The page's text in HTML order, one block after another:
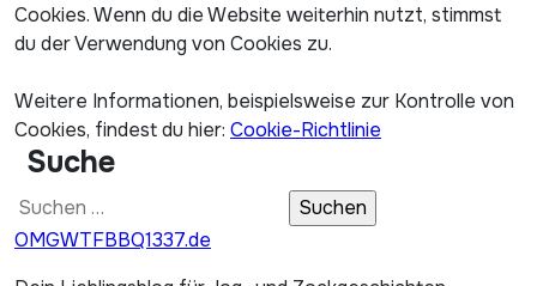
Cookies. Wenn du die Website weiterhin nutzt, stimmst
du der Verwendung von Cookies zu.
Weitere Informationen, beispielsweise zur Kontrolle von
Cookies, findest du hier: Cookie-Richtlinie
Suche
Suchen
nach:
OMGWTFBBQ1337.de